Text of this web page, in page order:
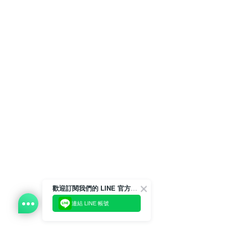
歡迎訂閱我們的 LINE 官方帳號
連結 LINE 帳號